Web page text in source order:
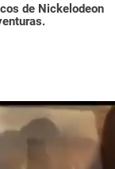
de Nickelodeon